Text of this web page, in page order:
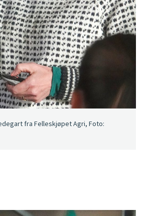
fra Felleskjøpet Agri, Foto: